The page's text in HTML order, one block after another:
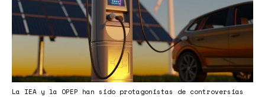
La IEA y la OPEP han sido protagonistas de controversias